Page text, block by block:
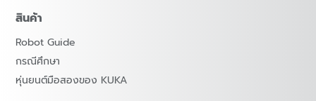
สินค้า
Robot Guide
กรณีศึกษา
หุ่นยนต์มือสองของ KUKA